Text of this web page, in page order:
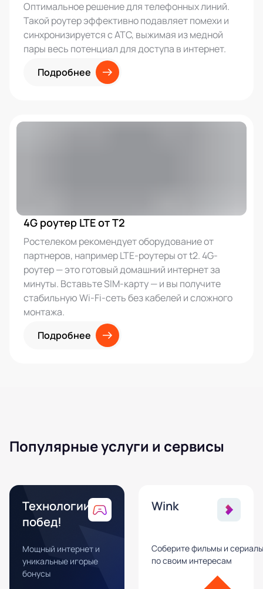
Оптимальное решение для телефонных линий.
Такой роутер эффективно подавляет помехи и
синхронизируется с АТС, выжимая из медной
пары весь потенциал для доступа в интернет.
Подробнее
4G роутер LTE от T2
Ростелеком рекомендует оборудование от
партнеров, например LTE-роутеры от t2. 4G-
роутер — это готовый домашний интернет за
минуты. Вставьте SIM-карту — и вы получите
стабильную Wi-Fi-сеть без кабелей и сложного
монтажа.
Подробнее
Популярные услуги и сервисы
Технологии
побед!
Мощный интернет и
уникальные игорые
бонусы
Wink
Соберите фильмы и сериалы
по своим интересам